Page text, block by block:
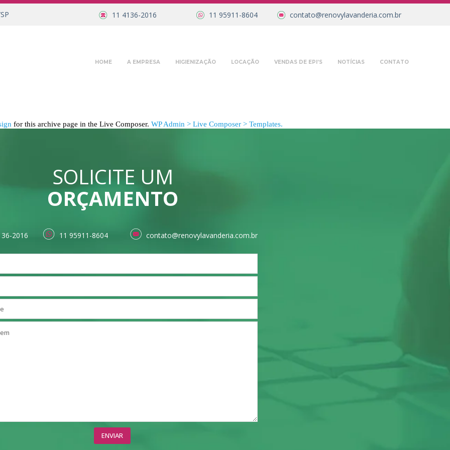
11 4136-2016 11 95911-8604 contato@renovylavanderia.com.br
HOME A EMPRESA HIGIENIZAÇÃO LOCAÇÃO VENDAS DE EPI’S NOTÍCIAS CONTATO
for this archive page in the Live Composer. WP Admin > Live Composer > Templates.
SOLICITE UM
ORÇAMENTO
2016 11 95911-8604 contato@renovylavanderia.com.br